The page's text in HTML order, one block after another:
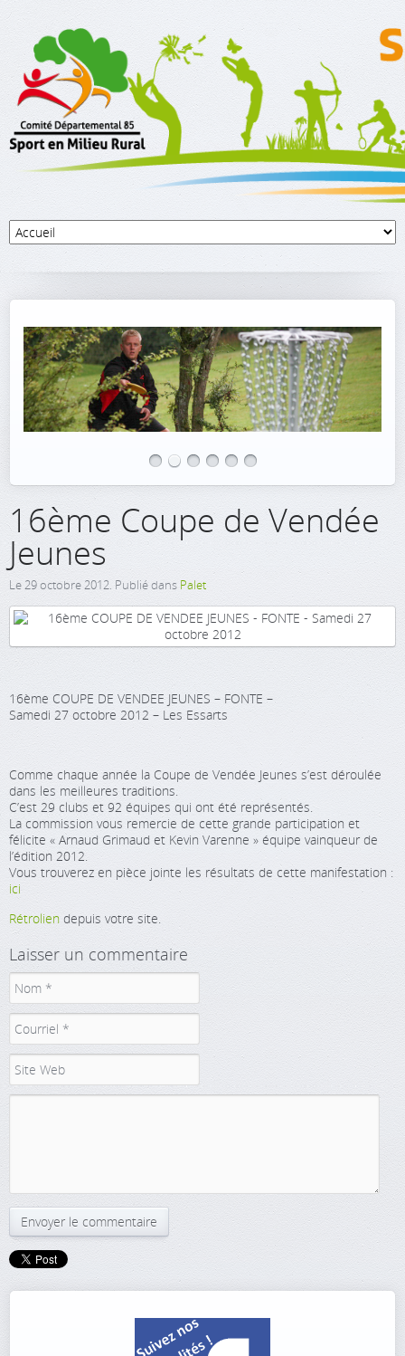
16ème Coupe de Vendée
Jeunes
Le29 octobre 2012. Publié dans Palet
16ème COUPE DE VENDEE JEUNES – FONTE –
Samedi 27 octobre 2012 – Les Essarts
Comme chaque année la Coupe de Vendée Jeunes s’est déroulée
dans les meilleures traditions.
C’est 29 clubs et 92 équipes qui ont été représentés.
La commission vous remercie de cette grande participation et
félicite « Arnaud Grimaud et Kevin Varenne » équipe vainqueur de
l’édition 2012.
Vous trouverez en pièce jointe les résultats de cette manifestation :
ici
Rétrolien depuis votre site.
Laisser un commentaire